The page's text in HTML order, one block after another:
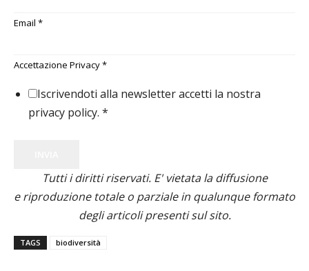
Email *
Accettazione Privacy*
Iscrivendoti alla newsletter accetti la nostra
privacy policy. *
Tutti i diritti riservati. E' vietata la diffusione
e riproduzione totale o parziale in qualunque formato
degli articoli presenti sul sito.
TAGS biodiversità